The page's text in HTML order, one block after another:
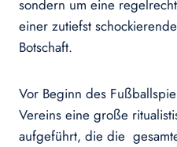
sondern um eine
einer zutiefst
Botschaft.
Vor Beginn des
Vereins eine große
aufgeführt, die die